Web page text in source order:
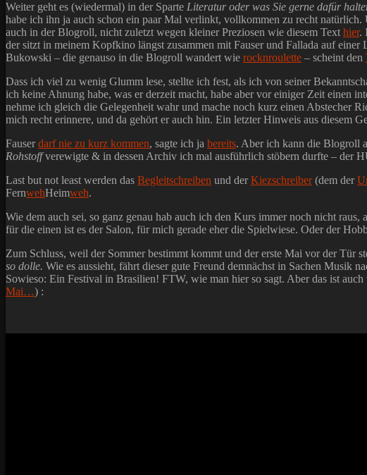
Weiter geht es (wiedermal) in der Sparte Literatur oder was Sie gerne dafür
habe ich ihn ja auch schon ein paar Mal verlinkt, vollkommen zu recht
auch in der Blogroll, nicht zuletzt wegen kleiner Preziosen wie diesem Text hier.
der sitzt in meinem Kopfkino längst zusammen mit Fauser und Fallada auf
Bukowski – die genauso in die Blogroll wandert wie rocknroulette – scheint den
Dass ich viel zu wenig Glumm lese, stellte ich fest, als ich von seiner
ich keine Ahnung habe, was er derzeit macht, habe aber vor einiger Zeit einen
nehme ich gleich die Gelegenheit wahr und mache noch kurz einen Abstecher
mich recht erinnere, und da gehört er auch hin. Ein letzter Hinweis aus diesem
Fauserdarf nie zu kurz kommen, sagte ich ja bereits. Aber ich kann die Blogroll
Rohstoffverewigte & in dessen Archiv ich mal ausführlich stöbern durfte – der
Last but not least werden das Begleitschreiben und derKiezschreiber(dem der
FernwehHeimweh.
Wie dem auch sei, so ganz genau hab auch ich den Kurs immer noch nicht
für die einen ist es der Salon, für mich gerade eher die Spielwiese. Oder der
Zum Schluss, weil der Sommer bestimmt kommt und der erste Mai vor der Tür
so dolle. Wie es aussieht, fährt dieser gute Freund demnächst in Sachen Musik
Sowieso: Ein Festival in Brasilien! FTW, wie man hier so sagt. Aber das ist
Mai…) :